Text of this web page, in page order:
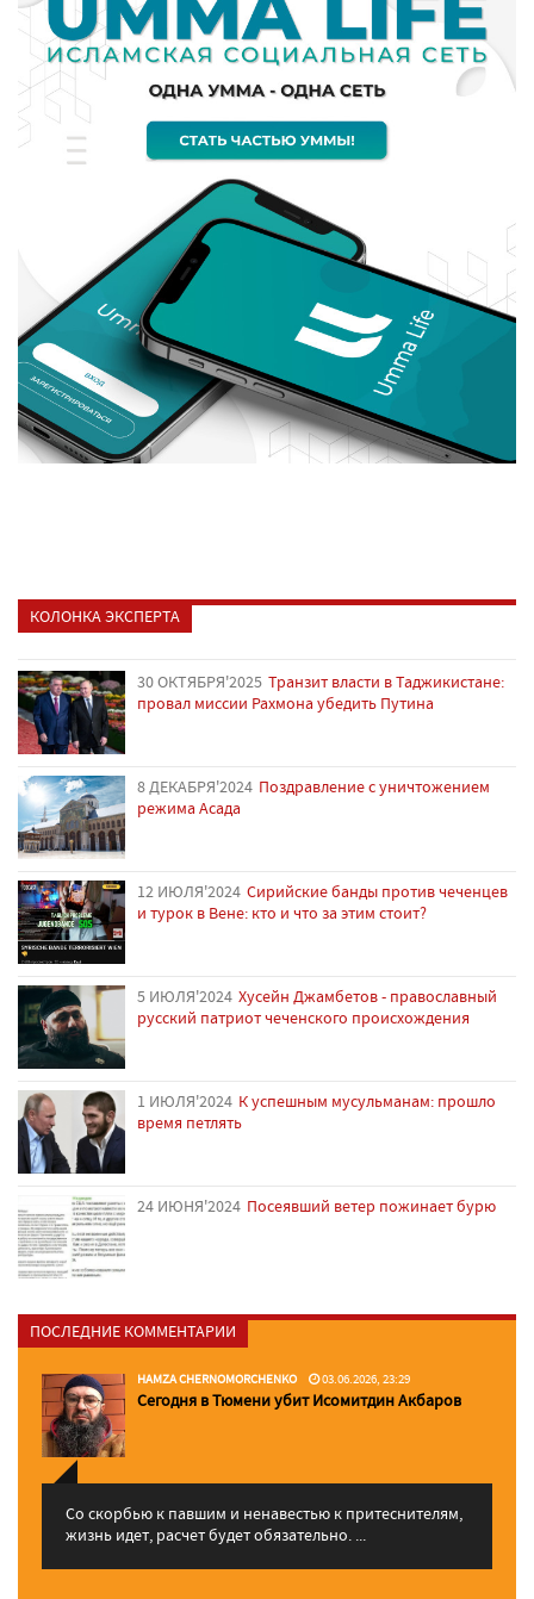
КОЛОНКА ЭКСПЕРТА
30 ОКТЯБРЯ'2025 Транзит власти в Таджикистане:
провал миссии Рахмона убедить Путина
8 ДЕКАБРЯ'2024 Поздравление с уничтожением
режима Асада
12 ИЮЛЯ'2024 Сирийские банды против чеченцев
и турок в Вене: кто и что за этим стоит?
5 ИЮЛЯ'2024 Хусейн Джамбетов - православный
русский патриот чеченского происхождения
1 ИЮЛЯ'2024 К успешным мусульманам: прошло
время петлять
24 ИЮНЯ'2024 Посеявший ветер пожинает бурю
ПОСЛЕДНИЕ КОММЕНТАРИИ
HAMZA CHERNOMORCHENKO 03.06.2026, 23:29
Сегодня в Тюмени убит Исомитдин Акбаров
Со скорбью к павшим и ненавестью к притеснителям,
жизнь идет, расчет будет обязательно. ...